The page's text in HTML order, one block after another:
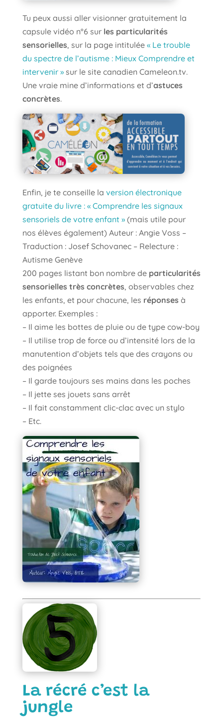
Tu peux aussi aller visionner gratuitement la
capsule vidéo n°6 sur les particularités
sensorielles, sur la page intitulée « Le trouble
du spectre de l’autisme : Mieux Comprendre et
intervenir »sur le site canadien Cameleon.tv.
Une vraie mine d’informations et d’astuces
concrètes.
Enfin, je te conseille la version électronique
gratuite du livre : « Comprendre les signaux
sensoriels de votre enfant »(mais utile pour
nos élèves également) Auteur : Angie Voss –
Traduction : Josef Schovanec – Relecture :
Autisme Genève
200 pages listant bon nombre de particularités
sensorielles très concrètes, observables chez
les enfants, et pour chacune, les réponses à
apporter. Exemples :
– Il aime les bottes de pluie ou de type cow-boy
– Il utilise trop de force ou d’intensité lors de la
manutention d’objets tels que des crayons ou
des poignées
– Il garde toujours ses mains dans les poches
– Il jette ses jouets sans arrêt
– Il fait constamment clic-clac avec un stylo
– Etc.
La récré c’est la
jungle